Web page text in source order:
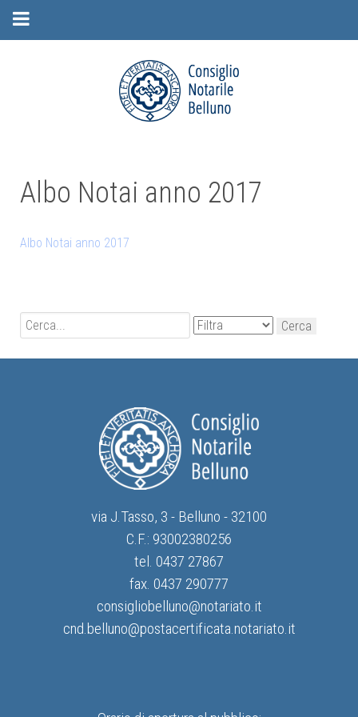
Albo Notai anno 2017
Albo Notai anno 2017
via J.Tasso, 3 - Belluno - 32100
C.F.: 93002380256
tel. 0437 27867
fax. 0437 290777
consigliobelluno@notariato.it
cnd.belluno@postacertificata.notariato.it